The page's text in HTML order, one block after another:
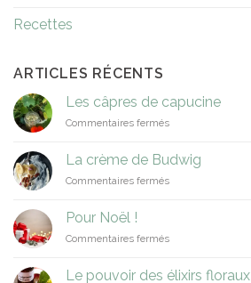
Recettes
ARTICLES RÉCENTS
Les câpres de capucine
Commentaires ferméssur
câpres
de
capucine
La crème de Budwig
Commentaires ferméssur
Budwig
Pour Noël !
Commentaires ferméssur
Noël
Le pouvoir des élixirs floraux